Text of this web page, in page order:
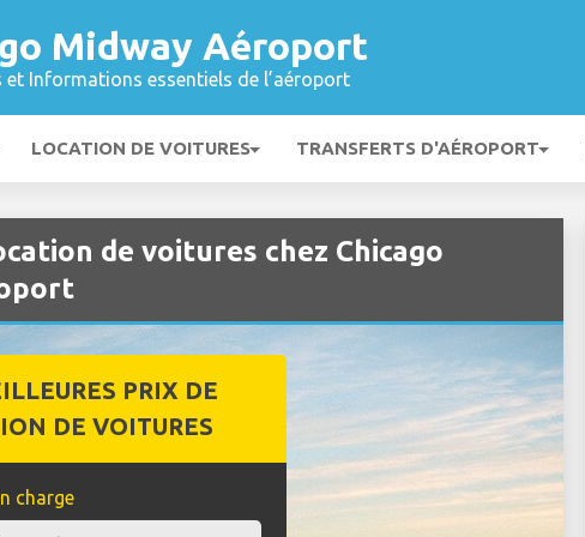
Midway Aéroport
et Informations essentiels de l’aéroport
LOCATION DE VOITURES TRANSFERTS D'AÉROPORT
de voitures chez Chicago
PRIX DE
DE VOITURES
charge